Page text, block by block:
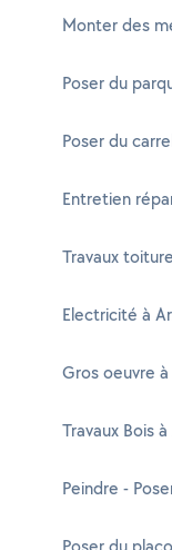
Monter des
Poser du
Poser du
Entretien
Travaux
Electricité à
Gros oeuvre à
Travaux Bois
Peindre -